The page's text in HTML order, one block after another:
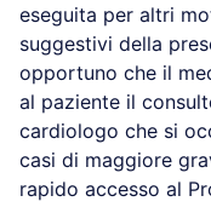
eseguita per altri
suggestivi della
opportuno che il
al paziente il
cardiologo che si
casi di maggiore
rapido accesso al